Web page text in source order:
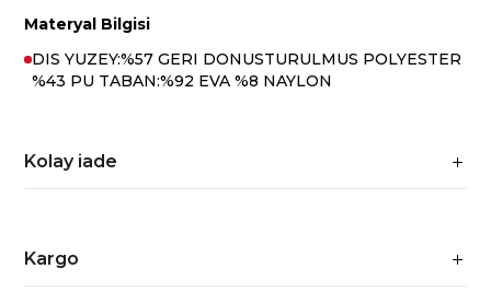
Materyal Bilgisi
DIS YUZEY:%57 GERI DONUSTURULMUS POLYESTER
%43 PU TABAN:%92 EVA %8 NAYLON
Kolay iade
Kargo